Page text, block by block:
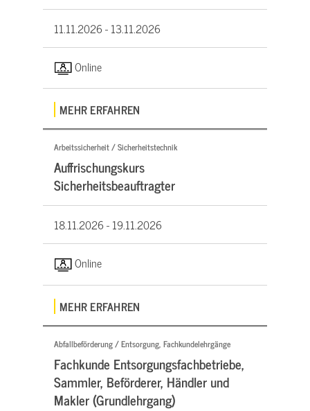
11.11.2026 -13.11.2026
Online
MEHR ERFAHREN
Arbeitssicherheit / Sicherheitstechnik
Auffrischungskurs
Sicherheitsbeauftragter
18.11.2026 -19.11.2026
Online
MEHR ERFAHREN
Abfallbeförderung / Entsorgung, Fachkundelehrgänge
Fachkunde Entsorgungsfachbetriebe,
Sammler, Beförderer, Händler und
Makler (Grundlehrgang)